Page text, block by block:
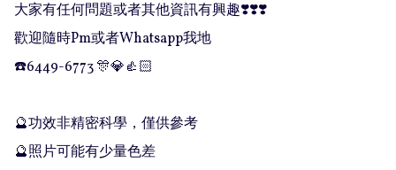
大家有任何問題或者其他資訊有興趣❣️❣️❣️
歡迎隨時Pm或者Whatsapp我地
☎️6449-6773 🎊💎👍🏻
🔮功效非精密科學，僅供參考
🔮照片可能有少量色差